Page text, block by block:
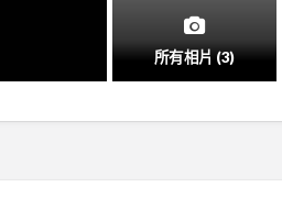
所有相片 (3)